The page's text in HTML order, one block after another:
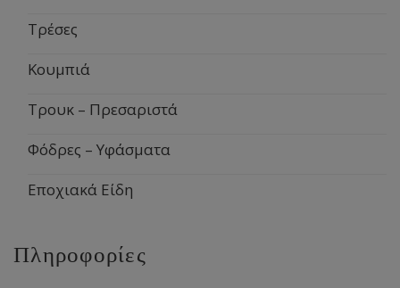
Τρέσες
Κουμπιά
Τρουκ – Πρεσαριστά
Φόδρες – Υφάσματα
Εποχιακά Είδη
Πληροφορίες